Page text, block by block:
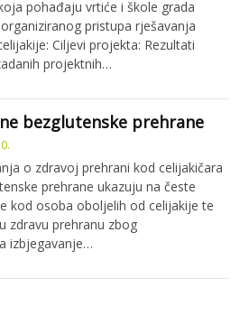
pohađaju vrtiće i škole grada
pristupa rješavanja
Ciljevi projekta: Rezultati
projektnih…
bezglutenske prehrane
o zdravoj prehrani kod celijakičara
prehrane ukazuju na česte
kod osoba oboljelih od celijakije te
zdravu prehranu zbog
izbjegavanje…